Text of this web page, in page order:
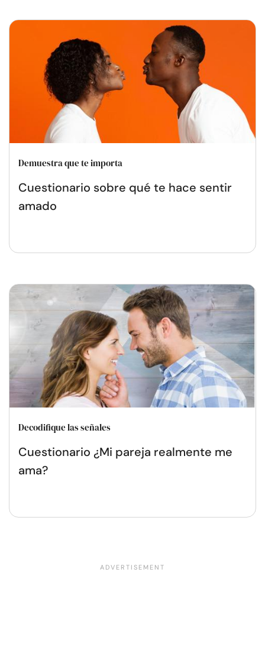
Demuestra que te importa
Cuestionario sobre qué te hace sentir
amado
Decodifique las señales
Cuestionario ¿Mi pareja realmente me
ama?